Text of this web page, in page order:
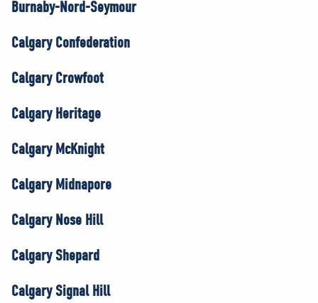
Burnaby-Nord-Seymour
Calgary Confederation
Calgary Crowfoot
Calgary Heritage
Calgary McKnight
Calgary Midnapore
Calgary Nose Hill
Calgary Shepard
Calgary Signal Hill